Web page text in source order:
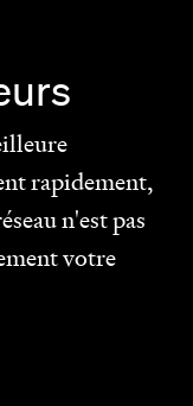
rapidement,
n'est pas
votre